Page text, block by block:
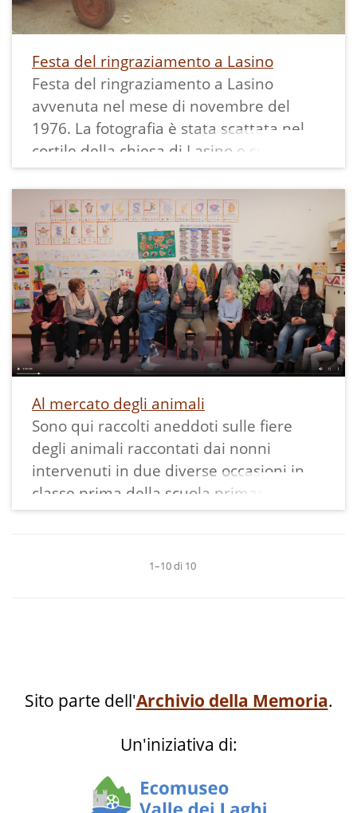
Festa del ringraziamento a Lasino
Festa del ringraziamento a Lasino
avvenuta nel mese di novembre del
1976. La fotografia è stata scattata nel
cortile della chiesa di Lasino e sullo
sfondo è possibile notare le scuole
elementari. Gli uomini hanno portato i
trattori per la solenne benedizione delle
macchine agricole.
Al mercato degli animali
Sono qui raccolti aneddoti sulle fiere
degli animali raccontati dai nonni
intervenuti in due diverse occasioni in
classe prima della scuola primaria di
Vezzano all'interno del progetto
1–10 di 10
Sito parte dell'Archivio della Memoria.
Un'iniziativa di: